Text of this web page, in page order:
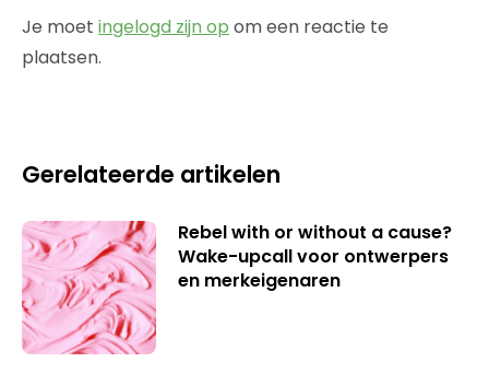
Je moet ingelogd zijn op om een reactie te
plaatsen.
Gerelateerde artikelen
Rebel with or without a cause?
Wake-upcall voor ontwerpers
en merkeigenaren